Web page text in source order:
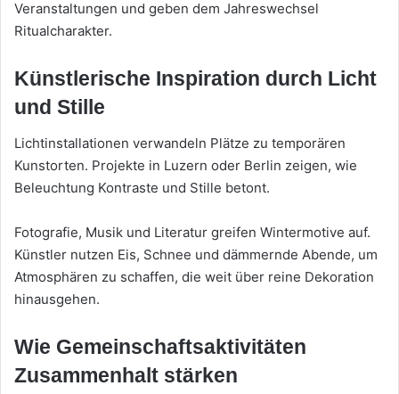
Veranstaltungen und geben dem Jahreswechsel
Ritualcharakter.
Künstlerische Inspiration durch Licht
und Stille
Lichtinstallationen verwandeln Plätze zu temporären
Kunstorten. Projekte in Luzern oder Berlin zeigen, wie
Beleuchtung Kontraste und Stille betont.
Fotografie, Musik und Literatur greifen Wintermotive auf.
Künstler nutzen Eis, Schnee und dämmernde Abende, um
Atmosphären zu schaffen, die weit über reine Dekoration
hinausgehen.
Wie Gemeinschaftsaktivitäten
Zusammenhalt stärken